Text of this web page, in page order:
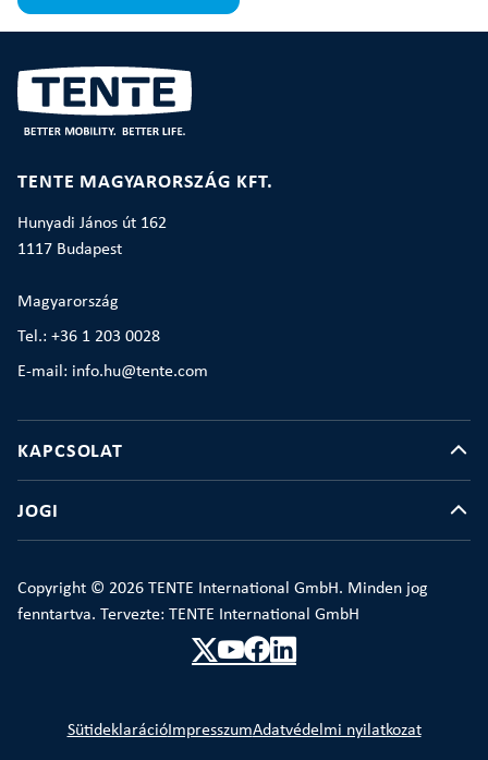
TENTE MAGYARORSZÁG KFT.
Hunyadi János út 162
1117 Budapest
Magyarország
Tel.: +36 1 203 0028
E-mail: info.hu@tente.com
KAPCSOLAT
JOGI
Copyright © 2026 TENTE International GmbH. Minden jog
fenntartva. Tervezte: TENTE International GmbH
SütideklarációImpresszumAdatvédelmi nyilatkozat